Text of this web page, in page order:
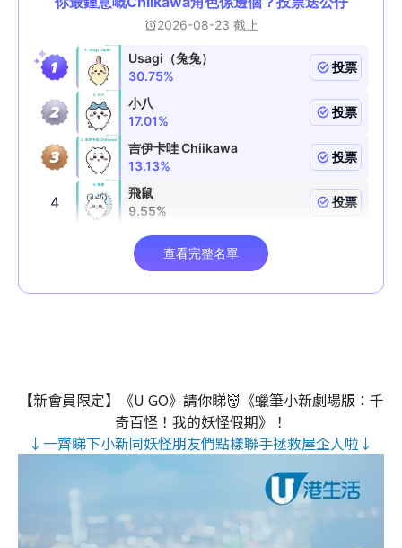
【新會員限定】《U GO》請你睇👹《蠟筆小新劇場版：千
奇百怪！我的妖怪假期》！
↓一齊睇下小新同妖怪朋友們點樣聯手拯救屋企人啦↓